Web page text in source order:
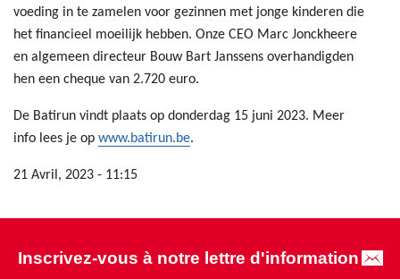
voeding in te zamelen voor gezinnen met jonge kinderen die
het financieel moeilijk hebben. Onze CEO Marc Jonckheere
en algemeen directeur Bouw Bart Janssens overhandigden
hen een cheque van 2.720 euro.
De Batirun vindt plaats op donderdag 15 juni 2023. Meer
info lees je op www.batirun.be.
21 Avril, 2023 - 11:15
Inscrivez-vous à notre lettre d'information